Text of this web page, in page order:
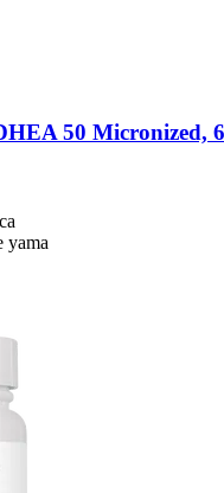
50 Micronized,
yama